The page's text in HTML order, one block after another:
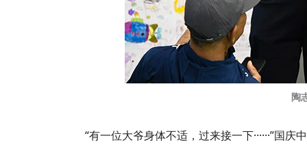
陶
“有一位大爷身体不适，过来接一下······”